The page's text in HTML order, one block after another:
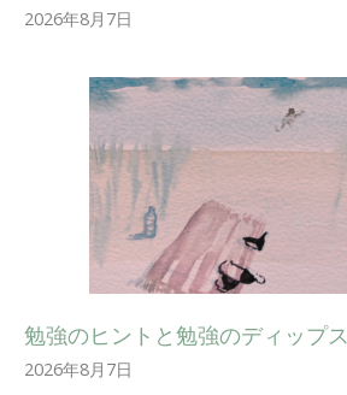
2026年8月7日
勉強のヒントと勉強のディップス
2026年8月7日